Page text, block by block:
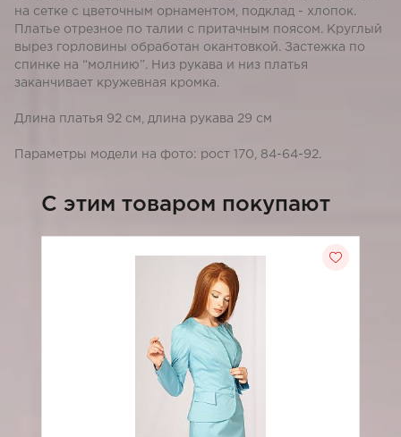
на сетке с цветочным орнаментом, подклад - хлопок.
Платье отрезное по талии с притачным поясом. Круглый
вырез горловины обработан окантовкой. Застежка по
спинке на “молнию”. Низ рукава и низ платья
заканчивает кружевная кромка.
Длина платья 92 см, длина рукава 29 см
Параметры модели на фото: рост 170, 84-64-92.
C этим товаром покупают